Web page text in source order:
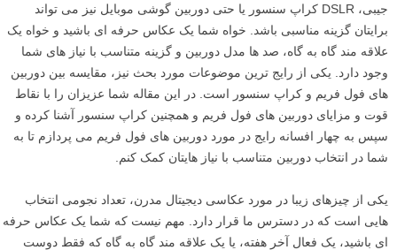
جیبی، DSLR کراپ سنسور یا حتی دوربین گوشی موبایل نیز می تواند
برایتان گزینه مناسبی باشد. خواه شما یک عکاس حرفه ای باشید و خواه یک
علاقه مند گاه به گاه، صد ها مدل دوربین و گزینه متناسب با نیاز های شما
وجود دارد. یکی از رایج ترین موضوعات مورد بحث نیز، مقایسه بین دوربین
های فول فریم و کراپ سنسور است. در این مقاله شما عزیزان را با نقاط
قوت و مزایای دوربین های فول فریم و همچنین کراپ سنسور آشنا کرده و
سپس به چهار افسانه رایج در مورد دوربین های فول فریم می پردازم تا به
شما در انتخاب دوربین متناسب با نیاز هایتان کمک کنم.
یکی از چیزهای زیبا در مورد عکاسی دیجیتال مدرن، تعداد نجومی انتخاب
هایی است که در دسترس ما قرار دارد. مهم نیست که شما یک عکاس حرفه
ای باشید، یک فعال آخر هفته، یا یک علاقه مند گاه به گاه که فقط دوست